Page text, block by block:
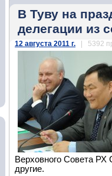
В Туву на
делегации из
12 августа 2011 г. | 5392
Верховного Совета РХ
другие.